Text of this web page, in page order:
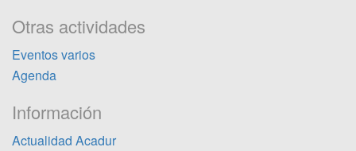
Otras actividades
Eventos varios
Agenda
Información
Actualidad Acadur